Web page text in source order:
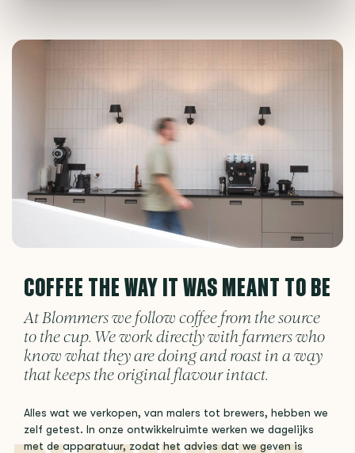
COFFEE THE WAY IT WAS MEANT TO BE
At Blommers we follow coffee from the source
to the cup. We work directly with farmers who
know what they are doing and roast in a way
that keeps the original flavour intact.
Alles wat we verkopen, van malers tot brewers, hebben we
zelf getest. In onze ontwikkelruimte werken we dagelijks
met de apparatuur, zodat het advies dat we geven is